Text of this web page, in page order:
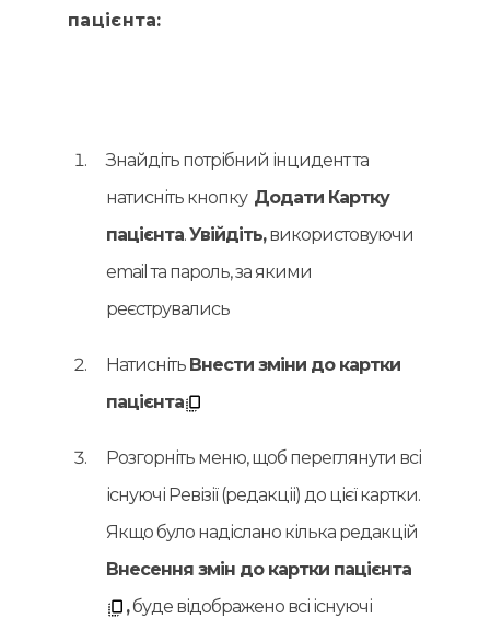
пацієнта:
Знайдіть потрібний інцидент та
натисніть кнопку Додати Картку
пацієнта.Увійдіть,використовуючи
email та пароль, за якими
реєструвались
Натисніть Внести зміни до картки
пацієнта
Розгорніть меню, щоб переглянути всі
існуючі Ревізії (редакціі) до цієї картки.
Якщо було надіслано кілька редакцій
Внесення змін до картки пацієнта
,буде відображено всі існуючі